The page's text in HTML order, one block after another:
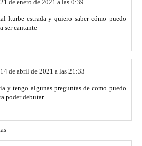
21 de enero de 2021 a las 0:39
Iturbe estrada y quiero saber cómo puedo
ser cantante
14 de abril de 2021 a las 21:33
y tengo algunas preguntas de como puedo
poder debutar